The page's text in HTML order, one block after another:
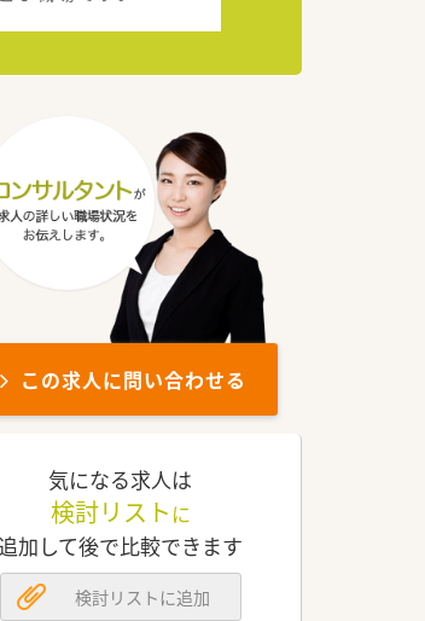
この求人に問い合わせる
気になる求人は
検討リスト に
加して後で比較できます
検討リストに追加